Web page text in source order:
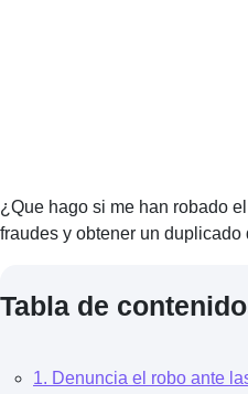
¿Que hago si me han robado
fraudes y obtener un
Tabla de
1. Denuncia el robo ante